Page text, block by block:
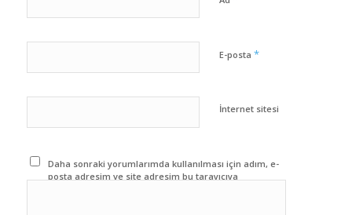
E-posta *
İnternet sitesi
Daha sonraki yorumlarımda kullanılması için adım, e-
posta adresim ve site adresim bu tarayıcıya